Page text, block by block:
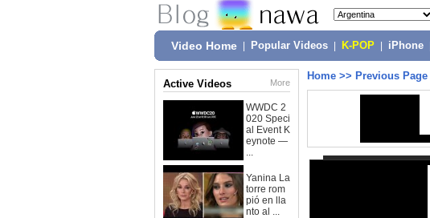
Video Home Popular Videos K-POP iPhone
Active Videos More
WWDC 2
020 Speci
al Event K
eynote —
...
Yanina La
torre rom
pió en lla
nto al ...
Home >> Previous Page